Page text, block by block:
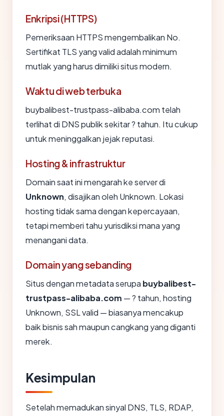
Enkripsi (HTTPS)
Pemeriksaan HTTPS mengembalikan No.
Sertifikat TLS yang valid adalah minimum
mutlak yang harus dimiliki situs modern.
Waktu di web terbuka
buybalibest-trustpass-alibaba.com telah
terlihat di DNS publik sekitar ? tahun. Itu cukup
untuk meninggalkan jejak reputasi.
Hosting & infrastruktur
Domain saat ini mengarah ke server di
Unknown, disajikan oleh Unknown. Lokasi
hosting tidak sama dengan kepercayaan,
tetapi memberi tahu yurisdiksi mana yang
menangani data.
Domain yang sebanding
Situs dengan metadata serupa buybalibest-
trustpass-alibaba.com — ? tahun, hosting
Unknown, SSL valid — biasanya mencakup
baik bisnis sah maupun cangkang yang diganti
merek.
Kesimpulan
Setelah memadukan sinyal DNS, TLS, RDAP,